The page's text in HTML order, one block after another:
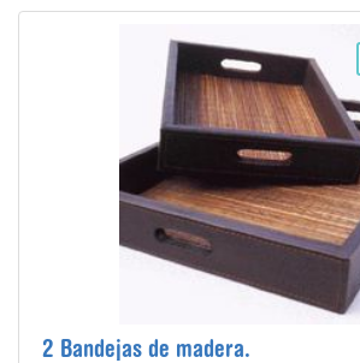
2 Bandejas de madera.